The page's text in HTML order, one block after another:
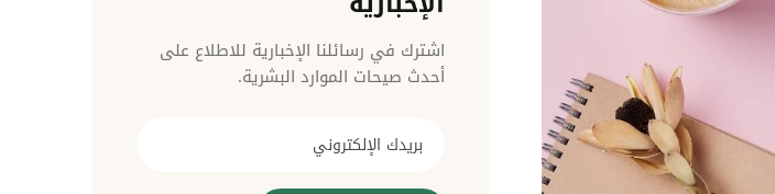
اشترك في رسائلنا الإخبارية للاطلاع على
أحدث صيحات الموارد البشرية.
مراقبة الدخول